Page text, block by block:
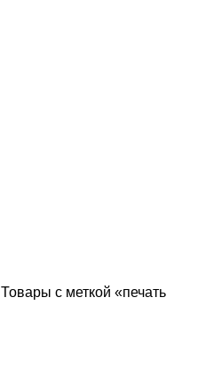
Товары с меткой «печать